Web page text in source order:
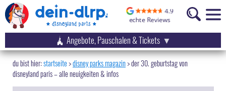
Angebote, Pauschalen & Tickets
startseite disney parks magazin>der 30. geburtstag von
disneyland paris – alle neuigkeiten & infos